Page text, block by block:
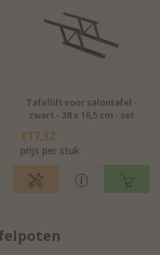
Tafellift voor salontafel -
zwart - 38 x 16,5 cm - set
€17,32
prijs per stuk